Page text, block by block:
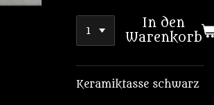
In den
Warenkorb
Keramiktasse schwarz